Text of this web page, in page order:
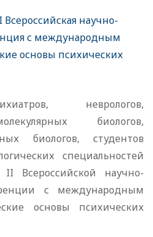
Всероссийская научно-
с международным
основы психических
неврологов,
биологов,
биологов, студентов
специальностей
Всероссийской научно-
с международным
основы психических